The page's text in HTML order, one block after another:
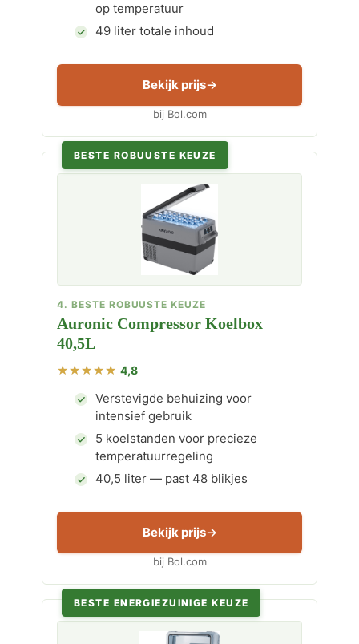
op temperatuur
49 liter totale inhoud
Bekijk prijs
bij Bol.com
BESTE ROBUUSTE KEUZE
4. BESTE ROBUUSTE KEUZE
Auronic Compressor Koelbox
40,5L
4,8
Verstevigde behuizing voor
intensief gebruik
5 koelstanden voor precieze
temperatuurregeling
40,5 liter — past 48 blikjes
Bekijk prijs
bij Bol.com
BESTE ENERGIEZUINIGE KEUZE